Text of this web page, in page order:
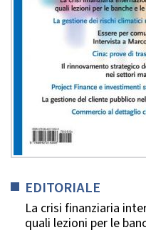
EDITORIALE
La crisi finanziaria
quali lezioni per le